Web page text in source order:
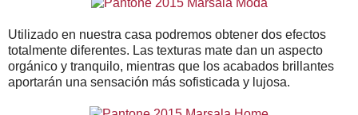
Utilizado en nuestra casa podremos obtener dos efectos
totalmente diferentes. Las texturas mate dan un aspecto
orgánico y tranquilo, mientras que los acabados brillantes
aportarán una sensación más sofisticada y lujosa.